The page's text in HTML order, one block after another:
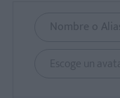
Escoge un